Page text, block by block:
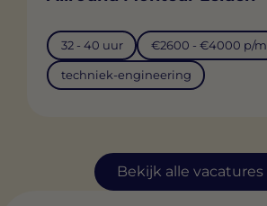
Bekijk alle vacatures
32 - 40 uur €2600 - €4000 p/m
techniek-engineering